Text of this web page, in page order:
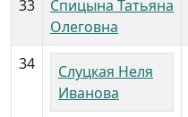
33
Спицына Татьяна
Олеговна
34
Слуцкая Неля
Иванова